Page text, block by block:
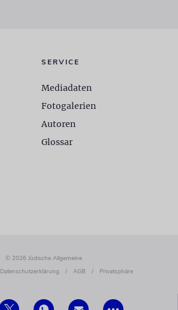
SERVICE
Mediadaten
Fotogalerien
Autoren
Glossar
© 2026 Jüdische Allgemeine
Datenschutzerklärung / AGB / Privatsphäre